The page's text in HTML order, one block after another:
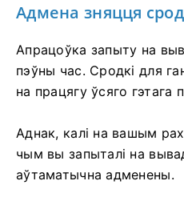
Адмена зняцця
Апрацоўка запыту на
пэўны час. Сродкі для
на працягу ўсяго гэтага
Аднак, калі на вашым
чым вы запыталі на
аўтаматычна адменены.